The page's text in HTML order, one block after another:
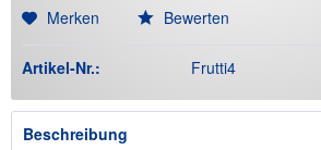
Merken
Bewerten
Artikel-Nr.: Frutti4
Beschreibung